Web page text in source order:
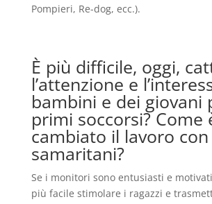
Pompieri, Re-dog, ecc.).
È più difficile, oggi,
l’attenzione e
bambini e dei giovani
primi soccorsi? Come
cambiato il lavoro
samaritani?
Se i monitori sono entusiasti e
più facile stimolare i ragazzi e